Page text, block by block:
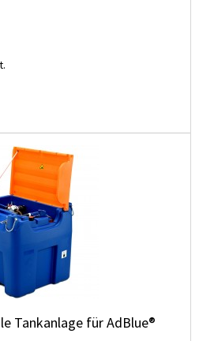
Tankanlage für AdBlue®